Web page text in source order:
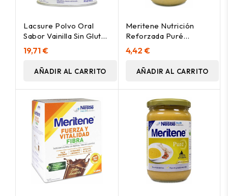
Lacsure Polvo Oral
Sabor Vainilla Sin Gluten
800G
19,71 €
AÑADIR AL CARRITO
Meritene Nutrición
Reforzada Puré
Merluza Con Bechamel
300G
4,42 €
AÑADIR AL CARRITO